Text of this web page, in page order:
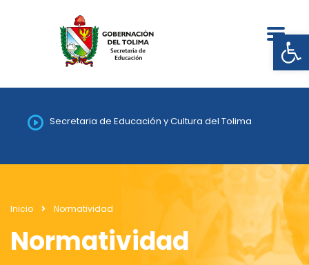
Secretaria de Educación y Cultura del Tolima
Inicio Normatividad
Normatividad